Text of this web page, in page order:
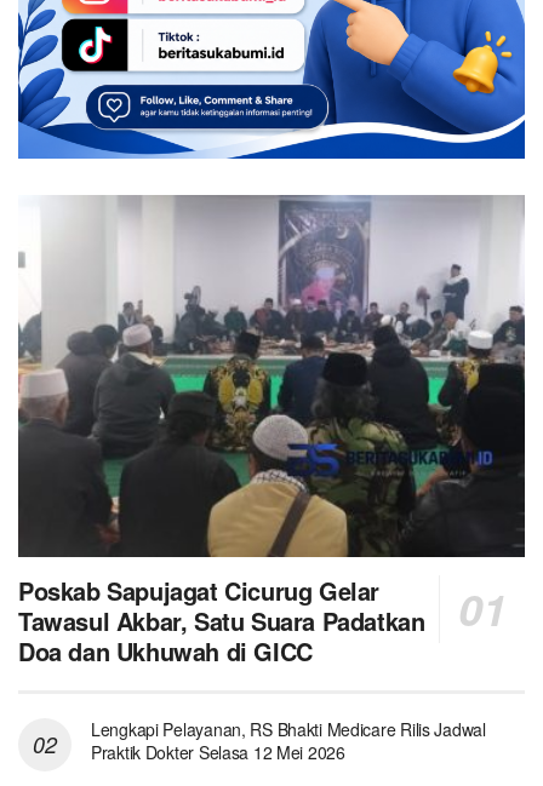
Poskab Sapujagat Cicurug Gelar
Tawasul Akbar, Satu Suara Padatkan
Doa dan Ukhuwah di GICC
Lengkapi Pelayanan, RS Bhakti Medicare Rilis Jadwal
Praktik Dokter Selasa 12 Mei 2026